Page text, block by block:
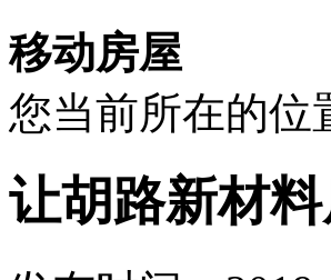
移动房屋
您当前所在的位
让胡路新材